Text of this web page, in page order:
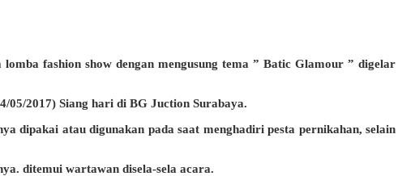
fashion show dengan mengusung tema ” Batic Glamour ” digelar
05/2017) Siang hari di BG Juction Surabaya.
dipakai atau digunakan pada saat menghadiri pesta pernikahan, selain
ditemui wartawan disela-sela acara.